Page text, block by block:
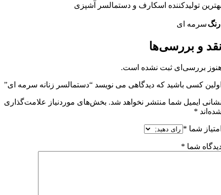
تولیدکننده اسکارف و دستمالسر آشپزی
رنگ سرمه ای
و بررسی‌ها
بررسی‌ای ثبت نشده است.
کسی باشید که دیدگاهی می نویسد “دستمالسر زنانه سرمه ای”
ایمیل شما منتشر نخواهد شد. بخش‌های موردنیاز علامت‌گذاری
*
شما *
شما *